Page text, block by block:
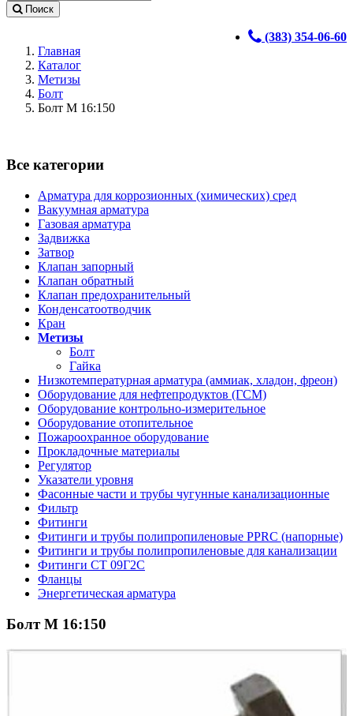
Поиск
(383) 354-06-60
Главная
Каталог
Метизы
Болт
Болт М 16:150
Все категории
Арматура для коррозионных (химических) сред
Вакуумная арматура
Газовая арматура
Задвижка
Затвор
Клапан запорный
Клапан обратный
Клапан предохранительный
Конденсатоотводчик
Кран
Метизы
Болт
Гайка
Низкотемпературная арматура (аммиак, хладон, фреон)
Оборудование для нефтепродуктов (ГСМ)
Оборудование контрольно-измерительное
Оборудование отопительное
Пожароохранное оборудование
Прокладочные материалы
Регулятор
Указатели уровня
Фасонные части и трубы чугунные канализационные
Фильтр
Фитинги
Фитинги и трубы полипропиленовые PPRC (напорные)
Фитинги и трубы полипропиленовые для канализации
Фитинги СТ 09Г2С
Фланцы
Энергетическая арматура
Болт М 16:150